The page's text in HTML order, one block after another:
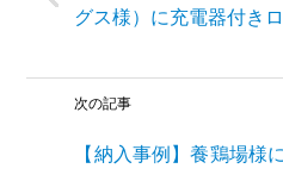
グス様）に充電器付き
次の記事
【納入事例】養鶏場様